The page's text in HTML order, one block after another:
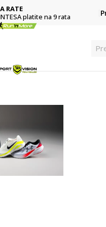
RATE
platite na 9 rata